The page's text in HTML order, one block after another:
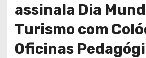
assinala Dia
Turismo com
Oficinas